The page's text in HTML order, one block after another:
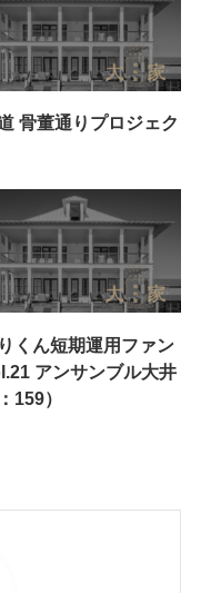
骨董通りプロジェク
くん短期運用ファン
アンサンブル大井
159）